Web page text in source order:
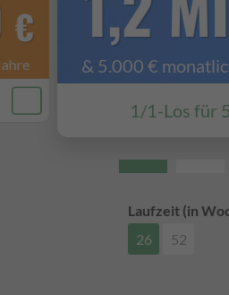
€
& 5.000 €
1/1-Los für
Laufzeit (in
26
52